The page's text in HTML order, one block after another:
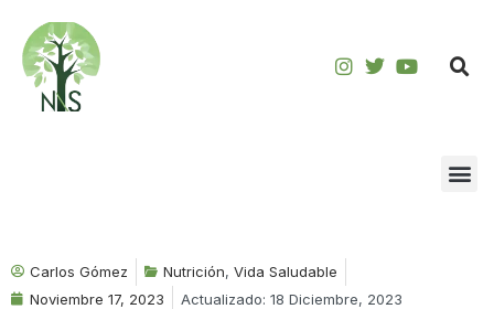
Saltar
contenido
Carlos Gómez Nutrición, Vida Saludable
Noviembre 17, 2023
Actualizado: 18 Diciembre, 2023